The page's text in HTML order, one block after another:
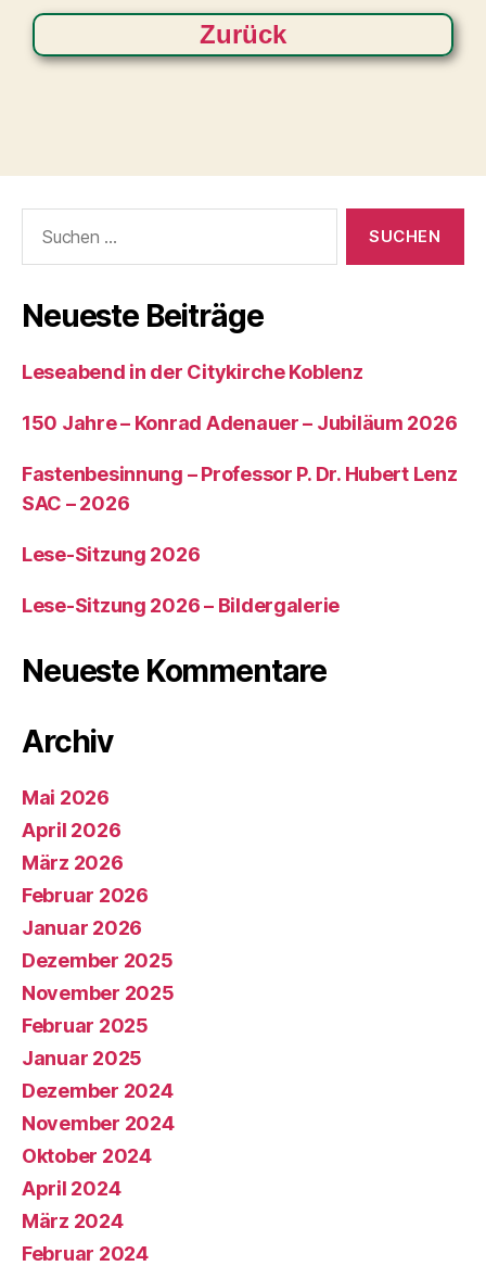
Zurück
Neueste Beiträge
Leseabend in der Citykirche Koblenz
150 Jahre – Konrad Adenauer – Jubiläum 2026
Fastenbesinnung – Professor P. Dr. Hubert Lenz
SAC – 2026
Lese-Sitzung 2026
Lese-Sitzung 2026 – Bildergalerie
Neueste Kommentare
Archiv
Mai 2026
April 2026
März 2026
Februar 2026
Januar 2026
Dezember 2025
November 2025
Februar 2025
Januar 2025
Dezember 2024
November 2024
Oktober 2024
April 2024
März 2024
Februar 2024